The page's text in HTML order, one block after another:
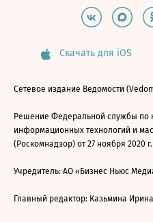
Скачать для iOS
Сетевое издание Ведомости
Решение Федеральной службы по
информационных технологий и
(Роскомнадзор) от 27 ноября 2020
Учредитель: АО «Бизнес Ньюс
Главный редактор: Казьмина